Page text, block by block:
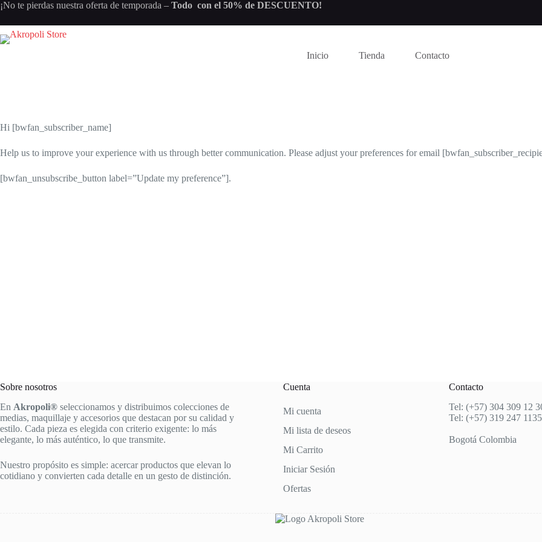
Saltar
contenido
¡No te pierdas nuestra oferta de temporada – Todo con el 50% de DESCUENTO!
Inicio Tienda Contacto
Hi [bwfan_subscriber_name]
Help us to improve your experience with us through better communication. Please adjust your preferences for email
[bwfan_unsubscribe_button label=”Update my preference”].
Sobre nosotros
En Akropoli® seleccionamos y distribuimos colecciones de
medias, maquillaje y accesorios que destacan por su calidad y
estilo. Cada pieza es elegida con criterio exigente: lo más
elegante, lo más auténtico, lo que transmite.
Nuestro propósito es simple: acercar productos que elevan lo
cotidiano y convierten cada detalle en un gesto de distinción.
Cuenta
Mi cuenta
Mi lista de deseos
Mi Carrito
Iniciar Sesión
Ofertas
Contacto
Tel: (+57) 304 309 12
Tel: (+57) 319 247 1135
Bogotá Colombia